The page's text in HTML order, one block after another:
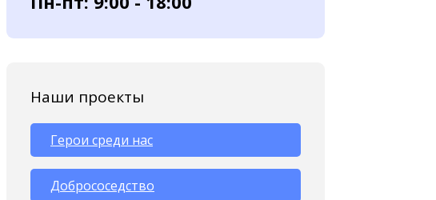
Наши проекты
Герои среди нас
Добрососедство